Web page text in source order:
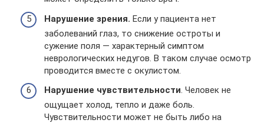
Нарушение зрения. Если у пациента нет
заболеваний глаз, то снижение остроты и
сужение поля — характерный симптом
неврологических недугов. В таком случае осмотр
проводится вместе с окулистом.
Нарушение чувствительности. Человек не
ощущает холод, тепло и даже боль.
Чувствительности может не быть либо на